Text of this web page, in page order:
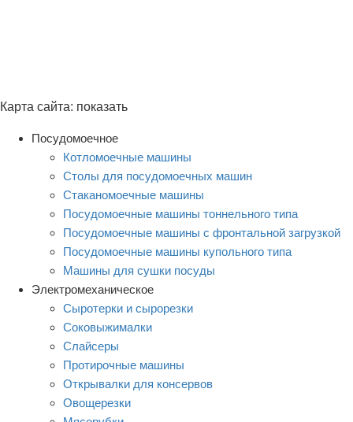
Карта сайта: показать
Посудомоечное
Котломоечные машины
Столы для посудомоечных машин
Стаканомоечные машины
Посудомоечные машины тоннельного типа
Посудомоечные машины с фронтальной загрузкой
Посудомоечные машины купольного типа
Машины для сушки посуды
Электромеханическое
Сыротерки и сырорезки
Соковыжималки
Слайсеры
Протирочные машины
Открывалки для консервов
Овощерезки